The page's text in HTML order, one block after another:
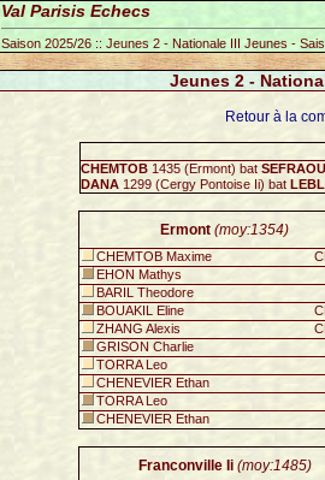
Val Parisis Echecs
Saison 2025/26 :: Jeunes 2 - Nationale III Jeunes -
Jeunes 2 -
Retour à la
CHEMTOB 1435 (Ermont) bat
DANA 1299 (Cergy Pontoise Ii) bat
Ermont (moy:1354)
CHEMTOB Maxime
EHON Mathys
BARIL Theodore
BOUAKIL Eline
ZHANG Alexis
GRISON Charlie
TORRA Leo
CHENEVIER Ethan
TORRA Leo
CHENEVIER Ethan
Franconville Ii (moy:1485)